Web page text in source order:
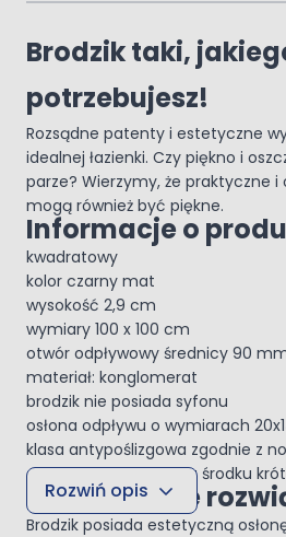
Brodzik taki,
potrzebujesz!
Rozsądne patenty i estetyczne
idealnej łazienki. Czy piękno i
parze? Wierzymy, że praktyczne i
mogą również być piękne.
Informacje o
kwadratowy
kolor czarny mat
wysokość 2,9 cm
wymiary 100 x 100 cm
otwór odpływowy średnicy 90
materiał: konglomerat
brodzik nie posiada syfonu
osłona odpływu o wymiarach
klasa antypoślizgowa zgodnie z
odpływ znajduje się na środku
Przemyślane
Brodzik posiada estetyczną
Rozwiń opis